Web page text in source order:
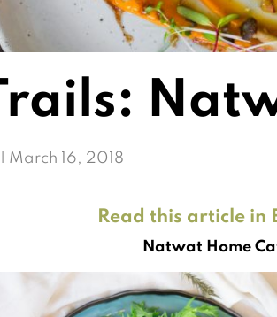
| March 16, 2018
Read this article in
Natwat Home